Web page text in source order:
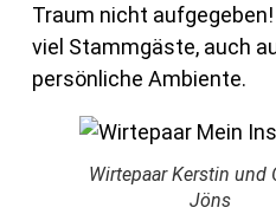
Traum nicht
viel Stammgäste, auch
persönliche Ambiente.
Wirtepaar Kerstin und
Jöns